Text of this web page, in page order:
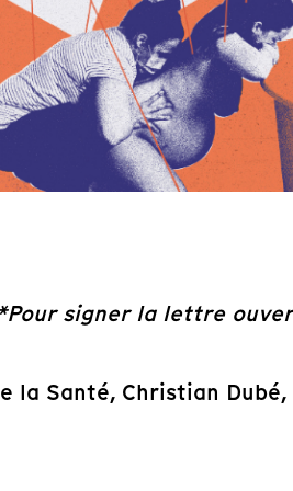
signer la lettre
la Santé, Christian Dubé,